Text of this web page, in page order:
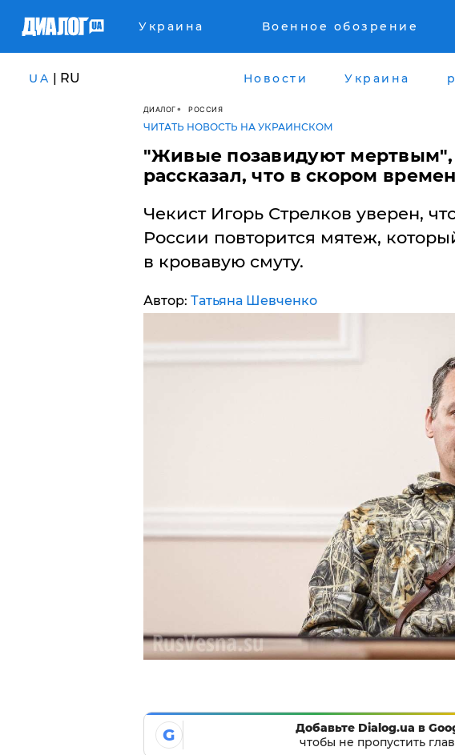
Украина Военное обозрение
UA | RU Новости Украина
ДИАЛОГ РОССИЯ
ЧИТАТЬ НОВОСТЬ НА УКРАИНСКОМ
​"Живые позавидуют мертвым",
рассказал, что в скором
Чекист Игорь Стрелков уверен,
России повторится мятеж,
в кровавую смуту.
Автор: Татьяна Шевченко
G
Добавьте Dialog.ua в
чтобы не пропустить